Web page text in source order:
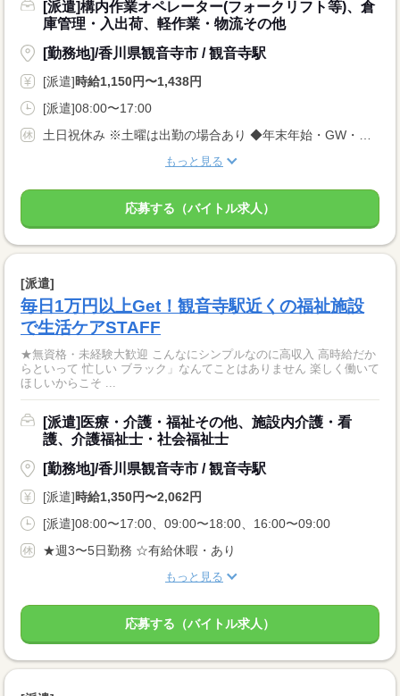
[派遣]構内作業オペレーター(フォークリフト等)、倉
庫管理・入出荷、軽作業・物流その他
[勤務地]/香川県観音寺市 / 観音寺駅
[派遣]時給1,150円〜1,438円
[派遣]08:00〜17:00
もっと見る
応募する（バイトル求人）
[派遣]
毎日1万円以上Get！観音寺駅近くの福祉施設
で生活ケアSTAFF
★無資格・未経験大歓迎 こんなにシンプルなのに高収入 高時給だか
らといって 忙しい ブラック」なんてことはありません 楽しく働いて
ほしいからこそ ...
[派遣]医療・介護・福祉その他、施設内介護・看
護、介護福祉士・社会福祉士
[勤務地]/香川県観音寺市 / 観音寺駅
[派遣]時給1,350円〜2,062円
[派遣]08:00〜17:00、09:00〜18:00、16:00〜09:00
★週3〜5日勤務 ☆有給休暇・あり
もっと見る
応募する（バイトル求人）